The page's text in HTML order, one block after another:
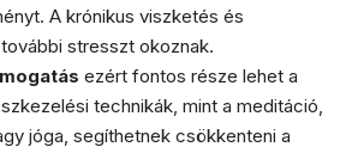
A krónikus viszketés és
stresszt okoznak.
ezért fontos része lehet a
technikák, mint a meditáció,
jóga, segíthetnek csökkenteni a